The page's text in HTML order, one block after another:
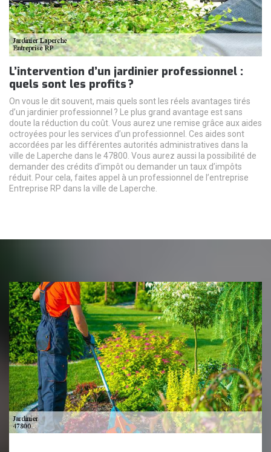
L’intervention d’un jardinier professionnel :
quels sont les profits ?
On vous le dit souvent, mais quels sont les réels avantages tirés
d’un jardinier professionnel ? Le plus grand avantage est sans
doute la réduction du coût. Vous aurez une remise grâce aux aides
octroyées pour les services d’un professionnel. Ces aides sont
accordées par les différentes autorités administratives dans la
ville de Laperche dans le 47800. Vous aurez aussi la possibilité de
demander des crédits d’impôt ou demander un taux d’impôts
réduit. Pour cela, faites appel à un professionnel de l’entreprise
Entreprise RP dans la ville de Laperche.